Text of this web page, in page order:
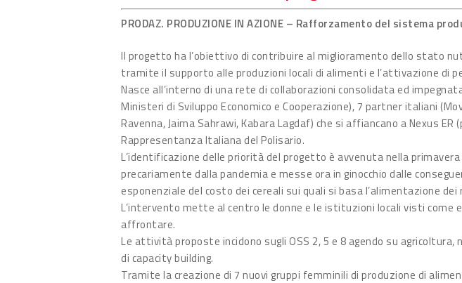
PRODAZ. PRODUZIONE IN AZIONE – Rafforzamento del sistema
Il progetto ha l’obiettivo di contribuire al miglioramento dello stato
tramite il supporto alle produzioni locali di alimenti e l’attivazione di
Nasce all’interno di una rete di collaborazioni consolidata ed
Ministeri di Sviluppo Economico e Cooperazione), 7 partner italiani
Ravenna, Jaima Sahrawi, Kabara Lagdaf) che si affiancano a Nexus
Rappresentanza Italiana del Polisario.
L’identificazione delle priorità del progetto è avvenuta nella
precariamente dalla pandemia e messe ora in ginocchio dalle
esponenziale del costo dei cereali sui quali si basa l’alimentazione
L’intervento mette al centro le donne e le istituzioni locali visti come
affrontare.
Le attività proposte incidono sugli OSS 2, 5 e 8 agendo su
di capacity building.
Tramite la creazione di 7 nuovi gruppi femminili di produzione di